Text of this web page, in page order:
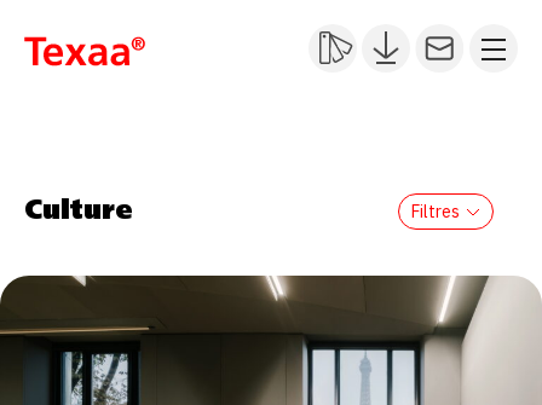
Culture Filtres